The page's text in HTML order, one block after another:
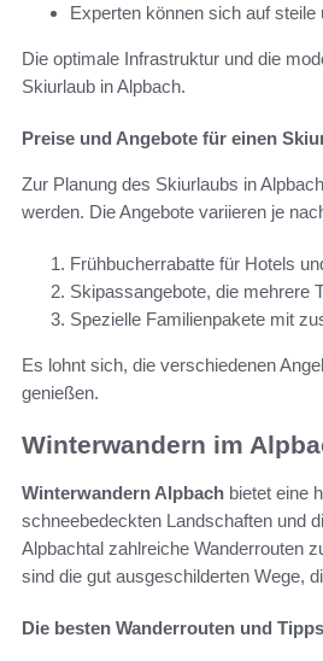
Experten können sich auf
Die optimale Infrastruktur und die
Skiurlaub in Alpbach.
Preise und Angebote für einen
Zur Planung des Skiurlaubs in
werden. Die Angebote variieren je
Frühbucherrabatte für Hotels
Skipassangebote, die mehrere
Spezielle Familienpakete mit
Es lohnt sich, die verschiedenen
genießen.
Winterwandern im
Winterwandern Alpbach bietet eine
schneebedeckten Landschaften und
Alpbachtal zahlreiche Wanderrouten
sind die gut ausgeschilderten Wege,
Die besten Wanderrouten und Tipps